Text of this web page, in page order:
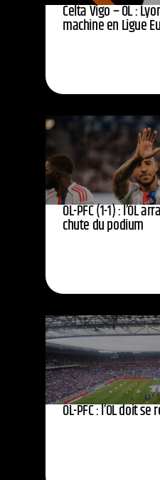
Celta Vigo – OL :
machine en Ligue
OL-PFC (1-1) : l’OL
chute du podium
OL-PFC : l’OL doit